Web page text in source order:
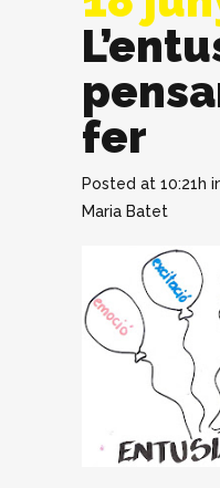
fer
Posted at 10:21h
Maria Batet